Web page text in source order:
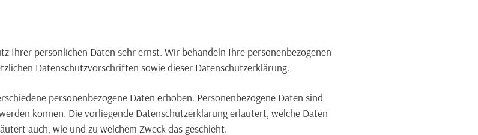
Ihrer persönlichen Daten sehr ernst. Wir behandeln Ihre personenbezogenen
Datenschutzvorschriften sowie dieser Datenschutzerklärung.
personenbezogene Daten erhoben. Personenbezogene Daten sind
können. Die vorliegende Datenschutzerklärung erläutert, welche Daten
auch, wie und zu welchem Zweck das geschieht.